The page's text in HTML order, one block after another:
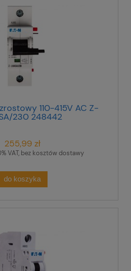
110-415V AC Z-
230 248442
255,99 zł
VAT, bez kosztów dostawy
do koszyka